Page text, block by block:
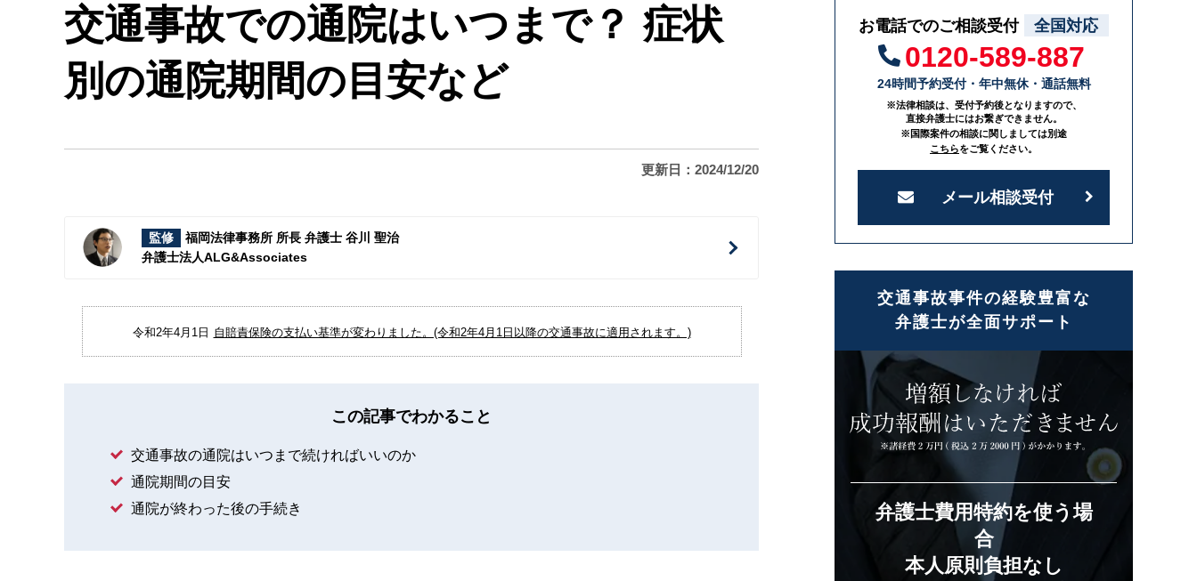
交通事故での通院はいつまで？ 症状
別の通院期間の目安など
更新日：2024/12/20
監修
福岡法律事務所 所長 弁護士 谷川 聖治
弁護士法人ALG&Associates
令和2年4月1日 自賠責保険の支払い基準が変わりました。(令和2年4月1日以降の交通事故に適用されます。)
この記事でわかること
交通事故の通院はいつまで続ければいいのか
通院期間の目安
通院が終わった後の手続き
お電話でのご相談受付 全国対応
0120-589-887
24時間予約受付・年中無休・通話無料
※法律相談は、受付予約後となりますので、
直接弁護士にはお繋ぎできません。
※国際案件の相談に関しましては別途
こちらをご覧ください。
メール相談受付
交通事故事件の経験豊富な
弁護士が全面サポート
弁護士費用特約を使う場
合
本人原則負担なし